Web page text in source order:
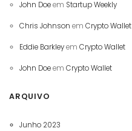
John Doeem Startup Weekly
Chris Johnson em Crypto Wallet
Eddie Barkleyem Crypto Wallet
John Doeem Crypto Wallet
ARQUIVO
Junho 2023